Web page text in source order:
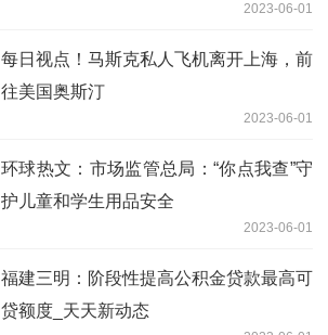
2023-06-01
每日视点！马斯克私人飞机离开上海，前
往美国奥斯汀
2023-06-01
环球热文：市场监管总局：“你点我查”守
护儿童和学生用品安全
2023-06-01
福建三明：阶段性提高公积金贷款最高可
贷额度_天天新动态